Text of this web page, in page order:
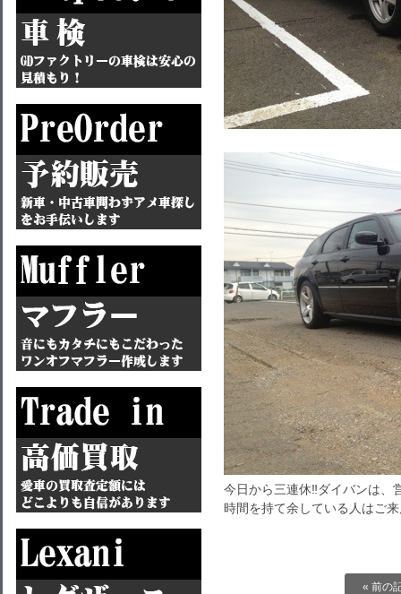
今日から三連休‼ダイバンは、
時間を持て余している人はご
« 前の